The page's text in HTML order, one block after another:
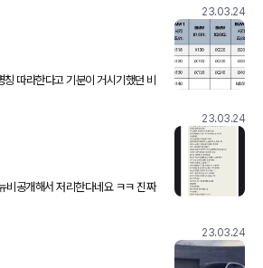
23.03.24
따라한다고 기분이 거시기했던 비
허까지 내버립니다.
23.03.24
비공개해서 저리한다네요 ㅋㅋ 진짜
..에휴
23.03.24